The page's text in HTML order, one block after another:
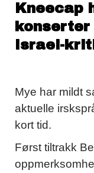
Kneecap
Israel-
Mye har mildt
aktuelle
kort tid.
Først tiltrakk